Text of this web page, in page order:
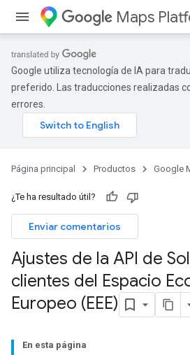
Maps
Google utiliza tecnología de IA para
preferido. Las traducciones realizadas
errores.
Página principal Productos Google
¿Te ha resultado útil?
Enviar comentarios
Ajustes de la API de
clientes del Espacio
Europeo (EEE)
En esta página